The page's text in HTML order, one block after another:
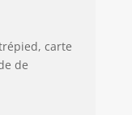
carte
de